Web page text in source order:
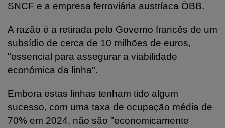
SNCF e a empresa ferroviária austríaca ÖBB.
A razão é a retirada pelo Governo francês de um
subsídio de cerca de 10 milhões de euros,
"essencial para assegurar a viabilidade
económica da linha".
Embora estas linhas tenham tido algum
sucesso, com uma taxa de ocupação média de
70% em 2024, não são "economicamente